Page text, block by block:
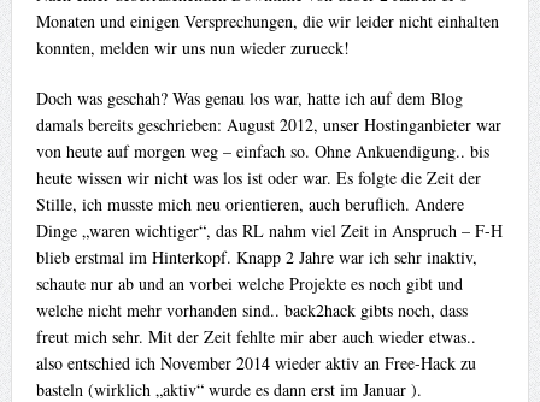
Monaten und einigen Versprechungen, die wir leider nicht einhalten
konnten, melden wir uns nun wieder zurueck!
Doch was geschah? Was genau los war, hatte ich auf dem Blog
damals bereits geschrieben: August 2012, unser Hostinganbieter war
von heute auf morgen weg – einfach so. Ohne Ankuendigung.. bis
heute wissen wir nicht was los ist oder war. Es folgte die Zeit der
Stille, ich musste mich neu orientieren, auch beruflich. Andere
Dinge „waren wichtiger“, das RL nahm viel Zeit in Anspruch – F-H
blieb erstmal im Hinterkopf. Knapp 2 Jahre war ich sehr inaktiv,
schaute nur ab und an vorbei welche Projekte es noch gibt und
welche nicht mehr vorhanden sind.. back2hack gibts noch, dass
freut mich sehr. Mit der Zeit fehlte mir aber auch wieder etwas..
also entschied ich November 2014 wieder aktiv an Free-Hack zu
basteln (wirklich „aktiv“ wurde es dann erst im Januar ).